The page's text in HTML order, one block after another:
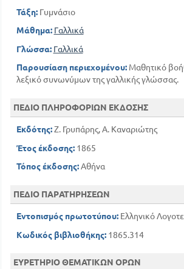
Τάξη:Γυμνάσιο
Μάθημα: Γαλλικά
Γλώσσα: Γαλλικά
Παρουσίαση περιεχομένου:Μαθητικό
λεξικό συνωνύμων της γαλλικής γλώσσας.
ΠΕΔΙΟ ΠΛΗΡΟΦΟΡΙΩΝ ΕΚΔΟΣΗΣ
Εκδότης:Ζ. Γρυπάρης, Α. Καναριώτης
Έτος έκδοσης:1865
Τόπος έκδοσης:Αθήνα
ΠΕΔΙΟ ΠΑΡΑΤΗΡΗΣΕΩΝ
Εντοπισμός πρωτοτύπου:Ελληνικό
Κωδικός βιβλιοθήκης:1865.314
ΕΥΡΕΤΗΡΙΟ ΘΕΜΑΤΙΚΩΝ ΟΡΩΝ